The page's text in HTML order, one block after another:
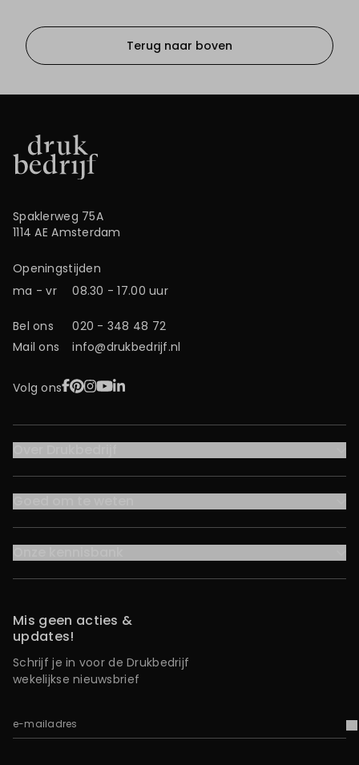
Terug naar boven
Spaklerweg 75A
1114 AE Amsterdam
Openingstijden
ma - vr
08.30 - 17.00 uur
Bel ons
020 - 348 48 72
Mail ons
info@drukbedrijf.nl
Volg onsFacebook
Pinterest
Instagram
YouTube
LinkedIn
Mis geen acties &
updates!
Schrijf je in voor de Drukbedrijf
wekelijkse nieuwsbrief
e-mailadres